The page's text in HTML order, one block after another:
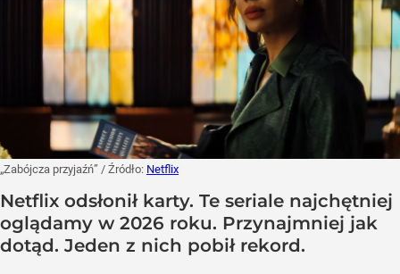
„Zabójcza przyjaźń” / Źródło: Netflix
Netflix odsłonił karty. Te seriale najchętniej
oglądamy w 2026 roku. Przynajmniej jak
dotąd. Jeden z nich pobił rekord.